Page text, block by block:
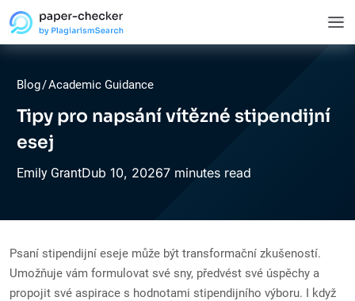
Blog/Academic Guidance
Tipy pro napsání vítězné stipendijní
esej
Emily GrantDub 10, 20267 minutes read
Psaní stipendijní eseje může být transformační zkušeností.
Umožňuje vám formulovat své sny, předvést své úspěchy a
propojit své aspirace s hodnotami stipendijního výboru. I když